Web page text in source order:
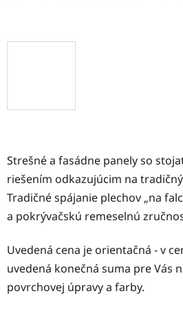
Strešné a fasádne panely so
riešením odkazujúcim na
Tradičné spájanie plechov „na
a pokrývačskú remeselnú
Uvedená cena je orientačná - v
uvedená konečná suma pre Vás
povrchovej úpravy a farby.